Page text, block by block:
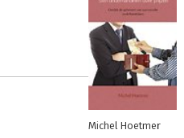
Michel Hoetmer